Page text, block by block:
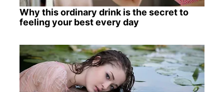
Why this ordinary drink is the secret to
feeling your best every day